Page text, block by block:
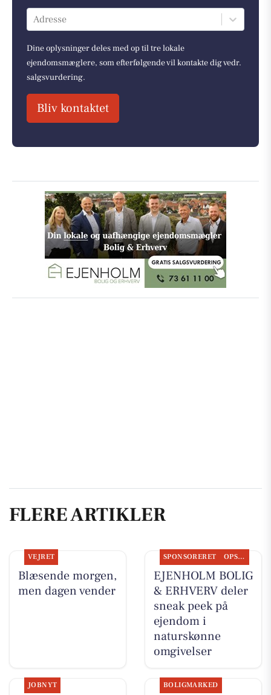
Adresse
Dine oplysninger deles med op til tre lokale
ejendomsmæglere, som efterfølgende vil kontakte dig vedr.
salgsvurdering.
Bliv kontaktet
FLERE ARTIKLER
VEJRET
Blæsende morgen,
men dagen vender
SPONSORERET OPSLAGSTAVLEN
EJENHOLM BOLIG
& ERHVERV deler
sneak peek på
ejendom i
naturskønne
omgivelser
JOBNYT BOLIGMARKED